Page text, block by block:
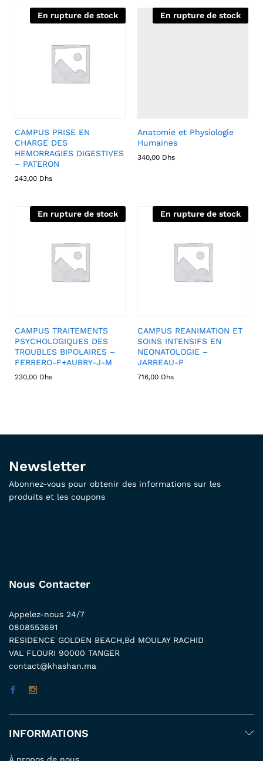
En rupture de stock
CAMPUS PRISE EN
CHARGE DES
HEMORRAGIES DIGESTIVES
– PATERON
243,00 Dhs
En rupture de stock
Anatomie et Physiologie
Humaines
340,00 Dhs
En rupture de stock
CAMPUS TRAITEMENTS
PSYCHOLOGIQUES DES
TROUBLES BIPOLAIRES –
FERRERO-F+AUBRY-J-M
230,00 Dhs
En rupture de stock
CAMPUS REANIMATION ET
SOINS INTENSIFS EN
NEONATOLOGIE –
JARREAU-P
716,00 Dhs
Newsletter
Abonnez-vous pour obtenir des informations sur les
produits et les coupons
Nous Contacter
Appelez-nous 24/7
0808553691
RESIDENCE GOLDEN BEACH,Bd MOULAY RACHID
VAL FLOURI 90000 TANGER
contact@khashan.ma
INFORMATIONS